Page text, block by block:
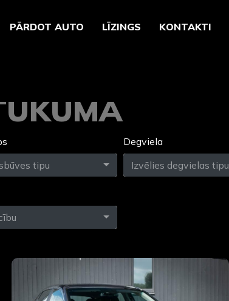
PĀRDOT AUTO LĪZINGS KONTAKTI
tipu
Degviela
Izvēlies degvielas tipu